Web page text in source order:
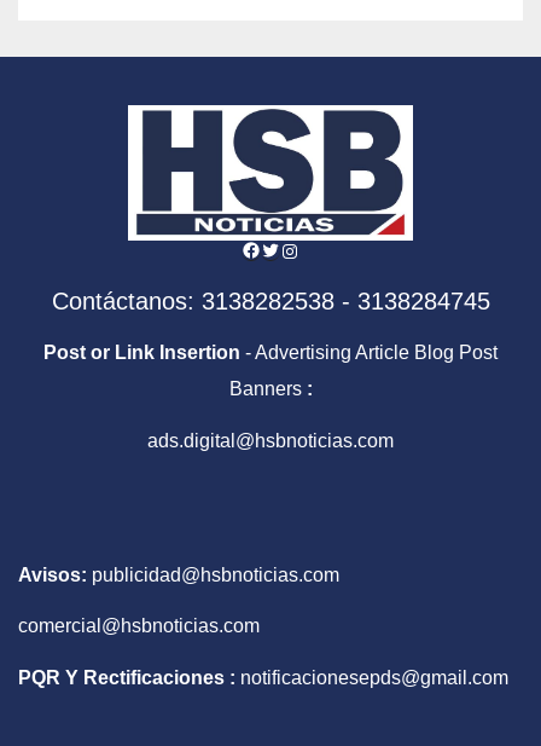
Facebook
Twitter
Instagram
Contáctanos: 3138282538 - 3138284745
Post or Link Insertion - Advertising Article Blog Post
Banners :
ads.digital@hsbnoticias.com
Avisos: publicidad@hsbnoticias.com
comercial@hsbnoticias.com
PQR Y Rectificaciones : notificacionesepds@gmail.com